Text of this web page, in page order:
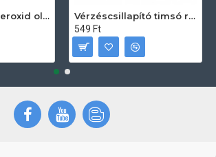
3% Hidrogén-peroxid oldat (sebfertőtlenítő) 100ml
Vérzéscsillapító timsó rúd 20db
549 Ft